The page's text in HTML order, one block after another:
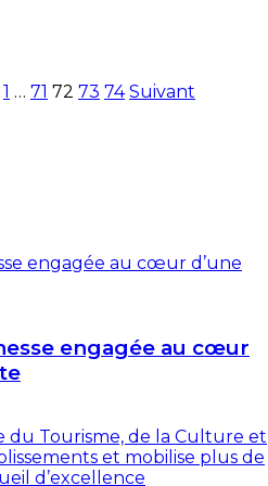
1 … 71 72 73 74 Suivant
engagée au cœur